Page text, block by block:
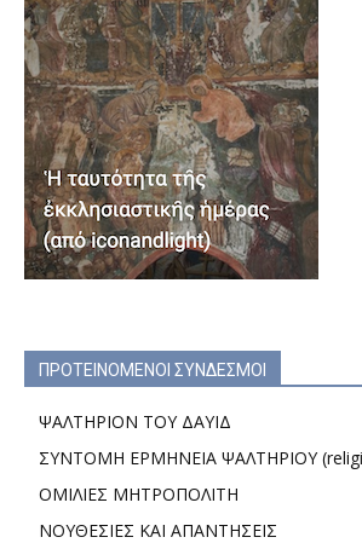
ΠΡΟΤΕΙΝΟΜΕΝΟΙ ΣΥΝΔΕΣΜΟΙ
ΨΑΛΤΗΡΙΟΝ ΤΟΥ ΔΑΥΙΔ
ΣΥΝΤΟΜΗ ΕΡΜΗΝΕΙΑ ΨΑΛΤΗΡΙΟΥ
ΟΜΙΛΙΕΣ ΜΗΤΡΟΠΟΛΙΤΗ
ΝΟΥΘΕΣΙΕΣ ΚΑΙ ΑΠΑΝΤΗΣΕΙΣ